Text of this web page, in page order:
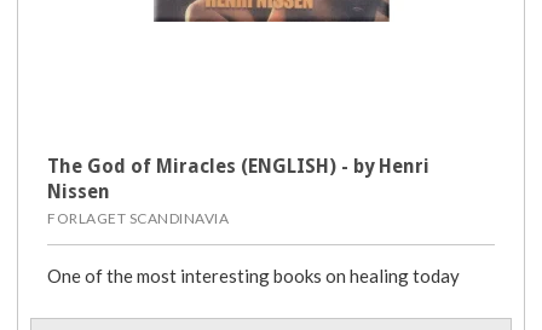
The God of Miracles (ENGLISH) - by Henri
Nissen
FORLAGET SCANDINAVIA
One of the most interesting books on healing today